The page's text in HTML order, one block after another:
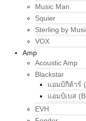
Music Man
Squier
Sterling by
VOX
Amp
Acoustic Amp
Blackstar
แอมป์กีต้าร์
แอมป์เบส
EVH